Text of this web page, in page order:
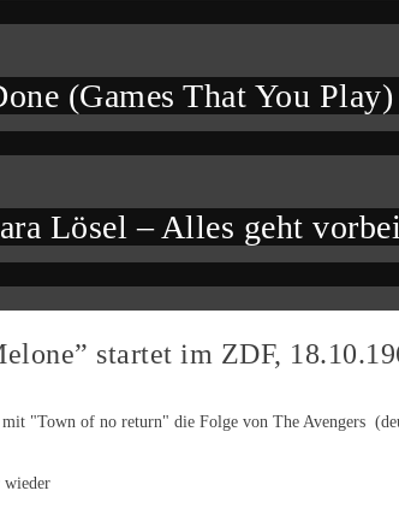
(Games That You Play)
Lösel – Alles geht vorbei
startet im ZDF,
"Town of no return" die Folge von The Avengers